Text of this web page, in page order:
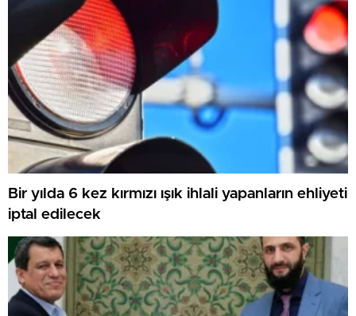
Bir yılda 6 kez kırmızı ışık ihlali yapanların ehliyeti
iptal edilecek